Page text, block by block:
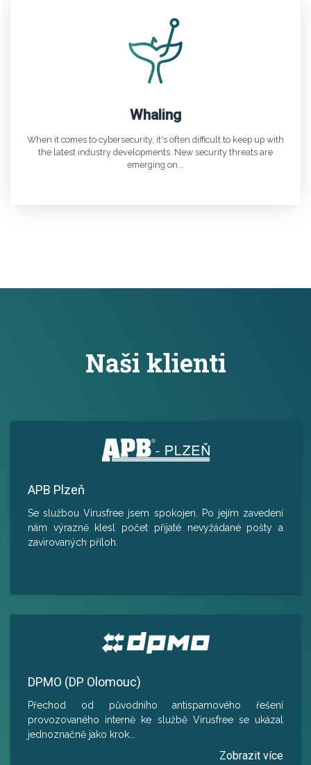
Whaling
When it comes to cybersecurity, it's often difficult to keep up with
the latest industry developments. New security threats are
emerging on...
Naši klienti
APB Plzeň
Se službou Virusfree jsem spokojen. Po jejím zavedení
nám výrazně klesl počet přijaté nevyžádané pošty a
zavirovaných příloh.
DPMO (DP Olomouc)
Přechod od původního antispamového řešení
provozovaného interně ke službě Virusfree se ukázal
jednoznačně jako krok